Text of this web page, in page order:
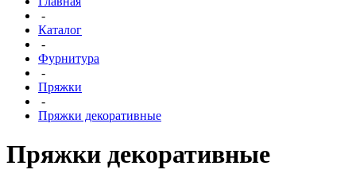
-
Каталог
-
Фурнитура
-
Пряжки
-
Пряжки декоративные
Пряжки декоративные